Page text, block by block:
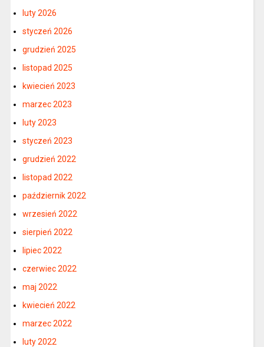
luty 2026
styczeń 2026
grudzień 2025
listopad 2025
kwiecień 2023
marzec 2023
luty 2023
styczeń 2023
grudzień 2022
listopad 2022
październik 2022
wrzesień 2022
sierpień 2022
lipiec 2022
czerwiec 2022
maj 2022
kwiecień 2022
marzec 2022
luty 2022